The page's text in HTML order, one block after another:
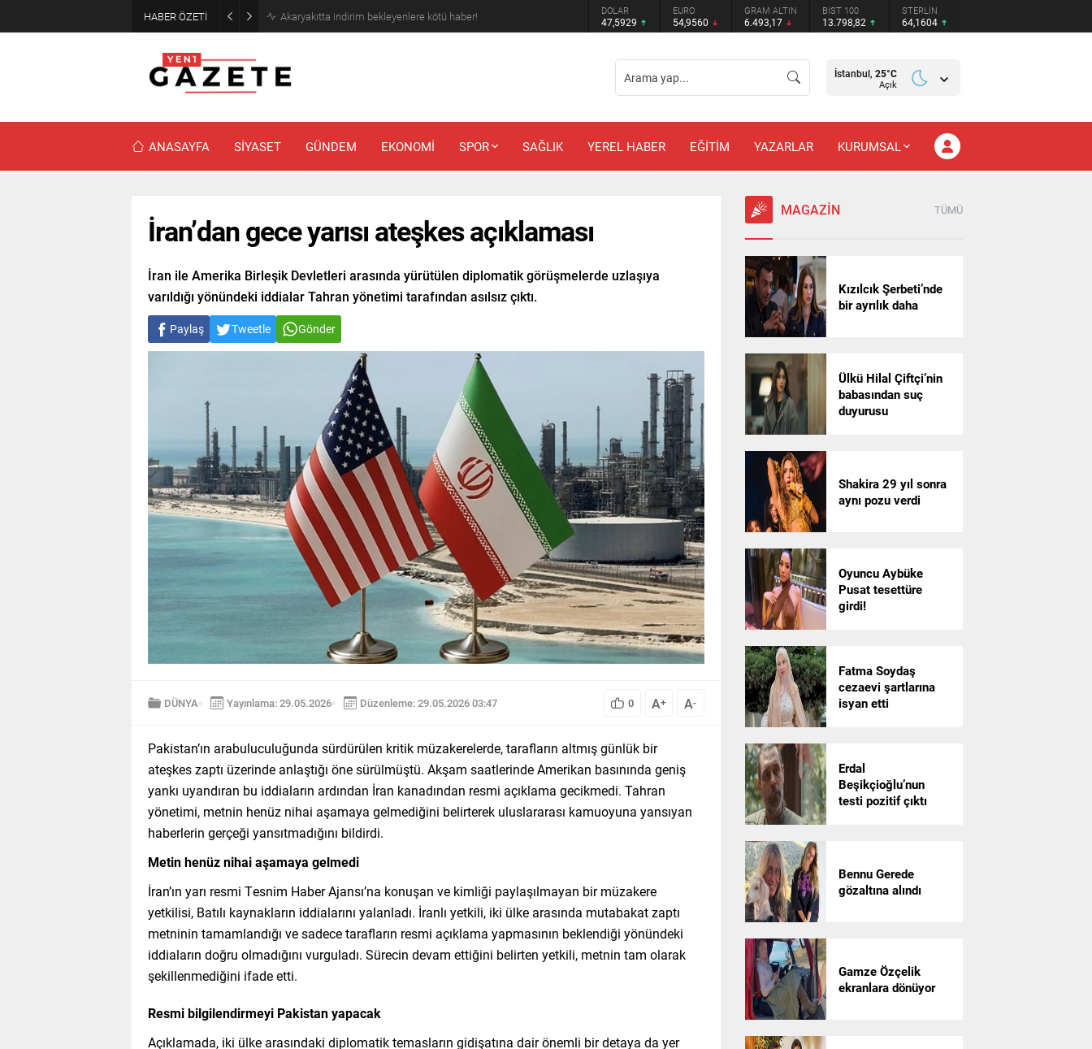
HABER ÖZETİ Akaryakıtta indirim bekleyenlere kötü haber! DOLAR
47,5929
EURO
54,9560
GRAM ALTIN
6.493,17
BIST 100
13.798,82
STERLİN
64,1604
İstanbul, 25°C
Açık
ANASAYFA SİYASET GÜNDEM EKONOMİ SPOR SAĞLIK YEREL HABER EĞİTİM YAZARLAR KURUMSAL
İran’dan gece yarısı ateşkes açıklaması
İran ile Amerika Birleşik Devletleri arasında yürütülen diplomatik görüşmelerde uzlaşıya
varıldığı yönündeki iddialar Tahran yönetimi tarafından asılsız çıktı.
Paylaş Tweetle Gönder
DÜNYA Yayınlama: 29.05.2026 Düzenleme: 29.05.2026 03:47 0 A+ A-
Pakistan’ın arabuluculuğunda sürdürülen kritik müzakerelerde, tarafların altmış günlük bir
ateşkes zaptı üzerinde anlaştığı öne sürülmüştü. Akşam saatlerinde Amerikan basınında geniş
yankı uyandıran bu iddiaların ardından İran kanadından resmi açıklama gecikmedi. Tahran
yönetimi, metnin henüz nihai aşamaya gelmediğini belirterek uluslararası kamuoyuna yansıyan
haberlerin gerçeği yansıtmadığını bildirdi.
Metin henüz nihai aşamaya gelmedi
İran’ın yarı resmi Tesnim Haber Ajansı’na konuşan ve kimliği paylaşılmayan bir müzakere
yetkilisi, Batılı kaynakların iddialarını yalanladı. İranlı yetkili, iki ülke arasında mutabakat zaptı
metninin tamamlandığı ve sadece tarafların resmi açıklama yapmasının beklendiği yönündeki
iddiaların doğru olmadığını vurguladı. Sürecin devam ettiğini belirten yetkili, metnin tam olarak
şekillenmediğini ifade etti.
Resmi bilgilendirmeyi Pakistan yapacak
Açıklamada, iki ülke arasındaki diplomatik temasların gidişatına dair önemli bir detaya da yer
MAGAZİN TÜMÜ
Kızılcık Şerbeti’nde
bir ayrılık daha
Ülkü Hilal Çiftçi’nin
babasından suç
duyurusu
Shakira 29 yıl sonra
aynı pozu verdi
Oyuncu Aybüke
Pusat tesettüre
girdi!
Fatma Soydaş
cezaevi şartlarına
isyan etti
Erdal
Beşikçioğlu’nun
testi pozitif çıktı
Bennu Gerede
gözaltına alındı
Gamze Özçelik
ekranlara dönüyor